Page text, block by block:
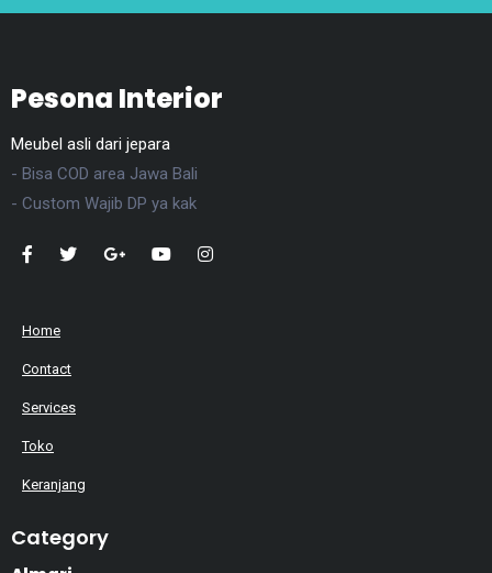
Pesona Interior
Meubel asli dari jepara
- Bisa COD area Jawa Bali
- Custom Wajib DP ya kak
Home
Contact
Services
Toko
Keranjang
Category